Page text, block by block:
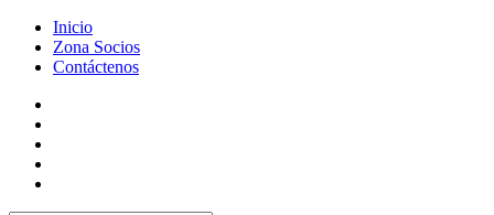
Inicio
Zona Socios
Contáctenos